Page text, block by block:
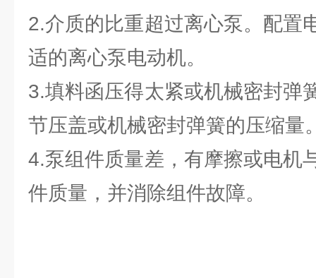
2.介质的比重超过离心泵。配置
适的离心泵电动机。
3.填料函压得太紧或机械密封弹
节压盖或机械密封弹簧的压缩量
4.泵组件质量差，有摩擦或电机
件质量，并消除组件故障。